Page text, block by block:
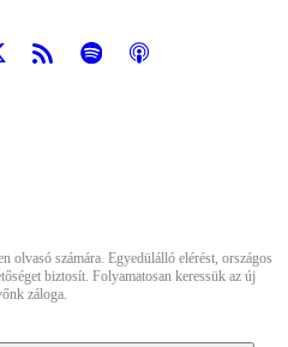
olvasó számára. Egyedülálló elérést, országos
biztosít. Folyamatosan keressük az új
záloga.